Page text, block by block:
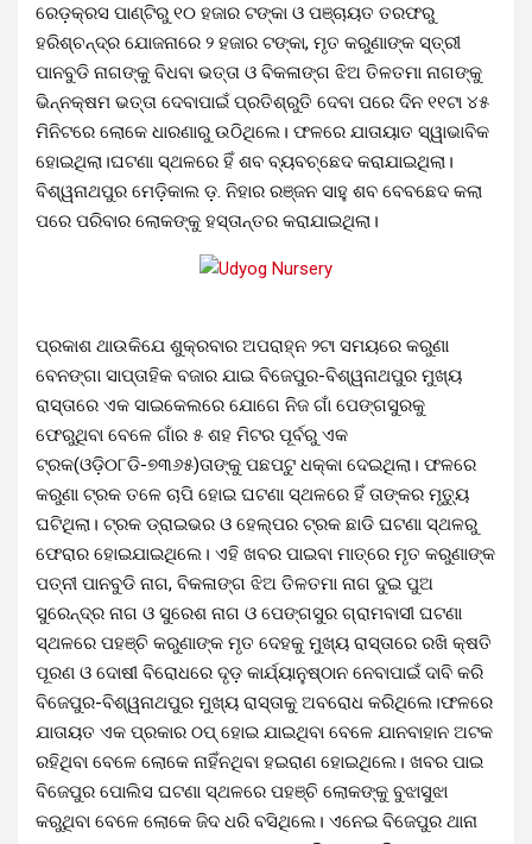
ରେଡ଼କ୍ରସ ପାଣ୍ଟିରୁ ୧୦ ହଜାର ଟଙ୍କା ଓ ପଞ୍ଚାୟତ ତରଫରୁ
ହରିଶ୍ଚନ୍ଦ୍ର ଯୋଜନାରେ ୨ ହଜାର ଟଙ୍କା, ମୃତ କରୁଣାଙ୍କ ସ୍ତ୍ରୀ
ପାନବୁଡି ନାଗଙ୍କୁ ବିଧବା ଭତ୍ତା ଓ ବିକଳାଙ୍ଗ ଝିଅ ତିଳତମା ନାଗଙ୍କୁ
ଭିନ୍ନକ୍ଷମ ଭତ୍ତା ଦେବାପାଇଁ ପ୍ରତିଶ୍ରୁତି ଦେବା ପରେ ଦିନ ୧୧ଟା ୪୫
ମିନିଟରେ ଲୋକେ ଧାରଣାରୁ ଉଠିଥିଲେ। ଫଳରେ ଯାତାୟାତ ସ୍ୱାଭାବିକ
ହୋଇଥିଲା।ଘଟଣା ସ୍ଥଳରେ ହିଁ ଶବ ବ୍ୟବଚ୍ଛେଦ କରାଯାଇଥିଲା।
ବିଶ୍ୱନାଥପୁର ମେଡ଼ିକାଲ ଡ଼. ନିହାର ରଞ୍ଜନ ସାହୁ ଶବ ବେବଛେଦ କଲା
ପରେ ପରିବାର ଲୋକଙ୍କୁ ହସ୍ତାନ୍ତର କରାଯାଇଥିଲା।
ପ୍ରକାଶ ଥାଉକିଯେ ଶୁକ୍ରବାର ଅପରାହ୍ନ ୨ଟା ସମୟରେ କରୁଣା
ବେନଙ୍ଗା ସାପ୍ତାହିକ ବଜାର ଯାଇ ବିଜେପୁର-ବିଶ୍ୱନାଥପୁର ମୁଖ୍ୟ
ରାସ୍ତାରେ ଏକ ସାଇକେଲରେ ଯୋଗେ ନିଜ ଗାଁ ପେଙ୍ଗସୁରକୁ
ଫେରୁଥିବା ବେଳେ ଗାଁର ୫ ଶହ ମିଟର ପୂର୍ବରୁ ଏକ
ଟ୍ରକ(ଓଡ଼ି୦୮ଡି-୭୩୬୫)ତାଙ୍କୁ ପଛପଟୁ ଧକ୍କା ଦେଇଥିଲା। ଫଳରେ
କରୁଣା ଟ୍ରକ ତଳେ ଚାପି ହୋଇ ଘଟଣା ସ୍ଥଳରେ ହିଁ ତାଙ୍କର ମୃତ୍ୟୁ
ଘଟିଥିଲା। ଟ୍ରକ ଡ୍ରାଇଭର ଓ ହେଲ୍ପର ଟ୍ରକ ଛାଡି ଘଟଣା ସ୍ଥଳରୁ
ଫେରାର ହୋଇଯାଇଥିଲେ। ଏହି ଖବର ପାଇବା ମାତ୍ରେ ମୃତ କରୁଣାଙ୍କ
ପତ୍ନୀ ପାନବୁଡି ନାଗ, ବିକଳାଙ୍ଗ ଝିଅ ତିଳତମା ନାଗ ଦୁଇ ପୁଅ
ସୁରେନ୍ଦ୍ର ନାଗ ଓ ସୁରେଶ ନାଗ ଓ ପେଙ୍ଗସୁର ଗ୍ରାମବାସୀ ଘଟଣା
ସ୍ଥଳରେ ପହଞ୍ଚି କରୁଣାଙ୍କ ମୃତ ଦେହକୁ ମୁଖ୍ୟ ରାସ୍ତାରେ ରଖି କ୍ଷତି
ପୂରଣ ଓ ଦୋଷୀ ବିରୋଧରେ ଦୃଡ଼ କାର୍ଯ୍ୟାନୁଷ୍ଠାନ ନେବାପାଇଁ ଦାବି କରି
ବିଜେପୁର-ବିଶ୍ୱନାଥପୁର ମୁଖ୍ୟ ରାସ୍ତାକୁ ଅବରୋଧ କରିଥିଲେ।ଫଳରେ
ଯାତାୟତ ଏକ ପ୍ରକାର ଠପ୍ ହୋଇ ଯାଇଥିବା ବେଳେ ଯାନବାହାନ ଅଟକ
ରହିଥିବା ବେଳେ ଲୋକେ ନାହିଁନଥିବା ହଇରାଣ ହୋଇଥିଲେ। ଖବର ପାଇ
ବିଜେପୁର ପୋଲିସ ଘଟଣା ସ୍ଥଳରେ ପହଞ୍ଚି ଲୋକଙ୍କୁ ବୁଝାସୁଝା
କରୁଥିବା ବେଳେ ଲୋକେ ଜିଦ ଧରି ବସିଥିଲେ। ଏନେଇ ବିଜେପୁର ଥାନା